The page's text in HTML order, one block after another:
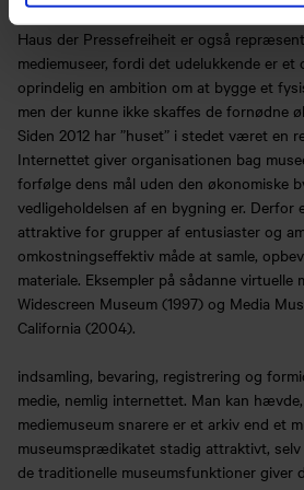
Haus der Pressefreiheit er også
mediemuseer, fordi det udelukkende er et
oprindelig en ambition om at bygge et
men der kunne ikke skaffes de fornødne
Siden 2012 har ”huset” i stedet været en
Internettet giver organisationen bag
forfølge dens mål uden den økonomiske
vedligeholdelsen af en bygning er. Derfor
attraktive for grupper af entusiaster og
omkostningseffektiv måde at samle,
materiale. Eksempler på sådanne virtuelle
Widescreen Museum (1997) og Media
California (2004).
indsamling, bevaring, registrering og
medie, nemlig internettet. Man kan
mediemuseum snarere er et arkiv end et
museumsprædikatet stadig attraktivt,
de traditionelle museumsfunktioner giver